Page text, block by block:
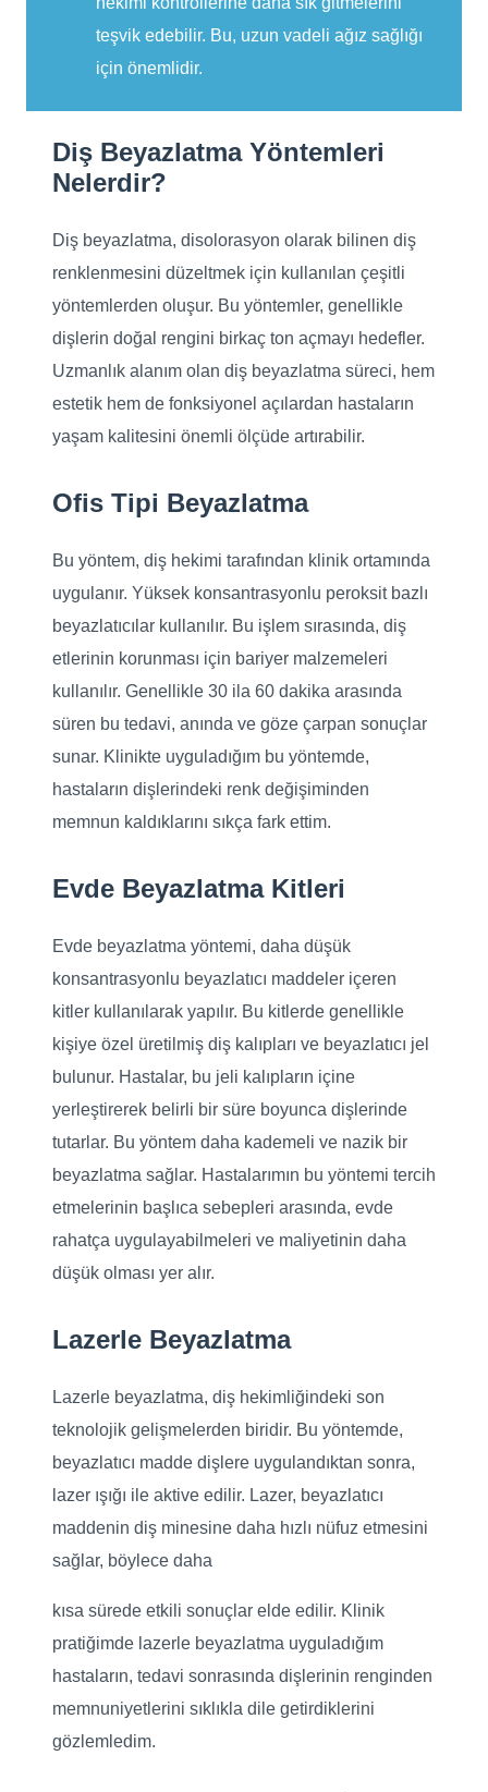
teşvik edebilir. Bu, uzun vadeli ağız sağlığı
için önemlidir.
Diş Beyazlatma Yöntemleri
Nelerdir?
Diş beyazlatma, disolorasyon olarak bilinen diş
renklenmesini düzeltmek için kullanılan çeşitli
yöntemlerden oluşur. Bu yöntemler, genellikle
dişlerin doğal rengini birkaç ton açmayı hedefler.
Uzmanlık alanım olan diş beyazlatma süreci, hem
estetik hem de fonksiyonel açılardan hastaların
yaşam kalitesini önemli ölçüde artırabilir.
Ofis Tipi Beyazlatma
Bu yöntem, diş hekimi tarafından klinik ortamında
uygulanır. Yüksek konsantrasyonlu peroksit bazlı
beyazlatıcılar kullanılır. Bu işlem sırasında, diş
etlerinin korunması için bariyer malzemeleri
kullanılır. Genellikle 30 ila 60 dakika arasında
süren bu tedavi, anında ve göze çarpan sonuçlar
sunar. Klinikte uyguladığım bu yöntemde,
hastaların dişlerindeki renk değişiminden
memnun kaldıklarını sıkça fark ettim.
Evde Beyazlatma Kitleri
Evde beyazlatma yöntemi, daha düşük
konsantrasyonlu beyazlatıcı maddeler içeren
kitler kullanılarak yapılır. Bu kitlerde genellikle
kişiye özel üretilmiş diş kalıpları ve beyazlatıcı jel
bulunur. Hastalar, bu jeli kalıpların içine
yerleştirerek belirli bir süre boyunca dişlerinde
tutarlar. Bu yöntem daha kademeli ve nazik bir
beyazlatma sağlar. Hastalarımın bu yöntemi tercih
etmelerinin başlıca sebepleri arasında, evde
rahatça uygulayabilmeleri ve maliyetinin daha
düşük olması yer alır.
Lazerle Beyazlatma
Lazerle beyazlatma, diş hekimliğindeki son
teknolojik gelişmelerden biridir. Bu yöntemde,
beyazlatıcı madde dişlere uygulandıktan sonra,
lazer ışığı ile aktive edilir. Lazer, beyazlatıcı
maddenin diş minesine daha hızlı nüfuz etmesini
sağlar, böylece daha
kısa sürede etkili sonuçlar elde edilir. Klinik
pratiğimde lazerle beyazlatma uyguladığım
hastaların, tedavi sonrasında dişlerinin renginden
memnuniyetlerini sıklıkla dile getirdiklerini
gözlemledim.